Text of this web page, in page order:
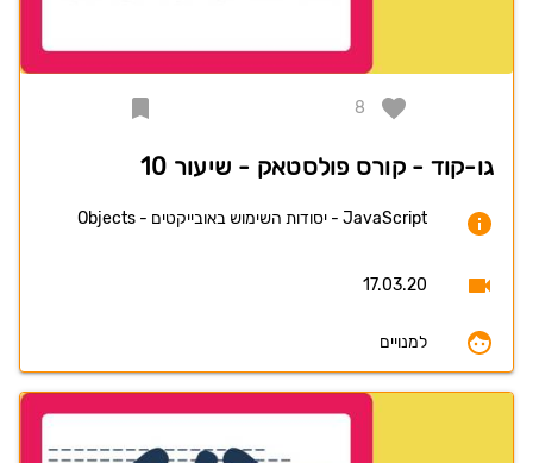
8
גו-קוד - קורס פולסטאק - שיעור 10
JavaScript - יסודות השימוש באובייקטים - Objects
17.03.20
למנויים